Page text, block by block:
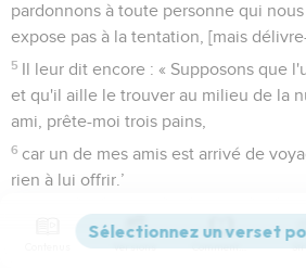
pardonnons à toute personne qui
expose pas à la tentation, [mais
5 Il leur dit encore : « Supposons que
et qu'il aille le trouver au milieu de la
ami, prête-moi trois pains,
6 car un de mes amis est arrivé de
rien à lui offrir.’
Supposons que, de l'intérieur de sa
réponde : ‘Ne m'ennuie pas, la porte
Versions Commentaires